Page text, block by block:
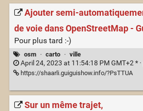
Ajouter semi-
de voie dans OpenStreetMap -
Pour plus tard :-)
osm · carto · ville
April 24, 2023 at 11:54:18 PM GMT+2 * ·
https://shaarli.guiguishow.info/?PsTTUA
Sur un même trajet,